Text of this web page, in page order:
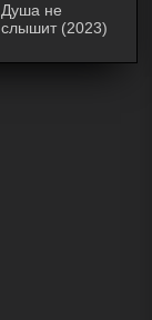
Душа не
слышит (2023)